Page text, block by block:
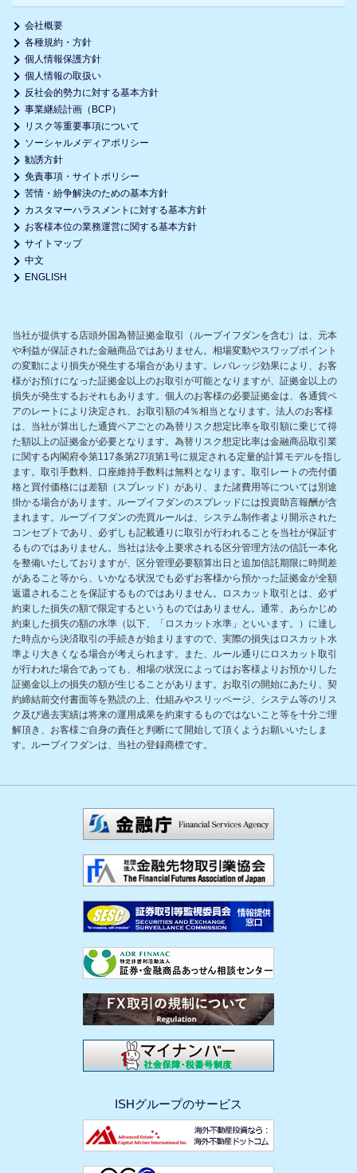
会社概要
各種規約・方針
個人情報保護方針
個人情報の取扱い
反社会的勢力に対する基本方針
事業継続計画（BCP）
リスク等重要事項について
ソーシャルメディアポリシー
勧誘方針
免責事項・サイトポリシー
苦情・紛争解決のための基本方針
カスタマーハラスメントに対する基本方針
お客様本位の業務運営に関する基本方針
サイトマップ
中文
ENGLISH
当社が提供する店頭外国為替証拠金取引（ループイフダンを含む）は、元本
や利益が保証された金融商品ではありません。相場変動やスワップポイント
の変動により損失が発生する場合があります。レバレッジ効果により、お客
様がお預けになった証拠金以上のお取引が可能となりますが、証拠金以上の
損失が発生するおそれもあります。個人のお客様の必要証拠金は、各通貨ペ
アのレートにより決定され、お取引額の4％相当となります。法人のお客様
は、当社が算出した通貨ペアごとの為替リスク想定比率を取引額に乗じて得
た額以上の証拠金が必要となります。為替リスク想定比率は金融商品取引業
に関する内閣府令第117条第27項第1号に規定される定量的計算モデルを指し
ます。取引手数料、口座維持手数料は無料となります。取引レートの売付価
格と買付価格には差額（スプレッド）があり、また諸費用等については別途
掛かる場合があります。ループイフダンのスプレッドには投資助言報酬が含
まれます。ループイフダンの売買ルールは、システム制作者より開示された
コンセプトであり、必ずしも記載通りに取引が行われることを当社が保証す
るものではありません。当社は法令上要求される区分管理方法の信託一本化
を整備いたしておりますが、区分管理必要額算出日と追加信託期限に時間差
があること等から、いかなる状況でも必ずお客様から預かった証拠金が全額
返還されることを保証するものではありません。ロスカット取引とは、必ず
約束した損失の額で限定するというものではありません。通常、あらかじめ
約束した損失の額の水準（以下、「ロスカット水準」といいます。）に達し
た時点から決済取引の手続きが始まりますので、実際の損失はロスカット水
準より大きくなる場合が考えられます。また、ルール通りにロスカット取引
が行われた場合であっても、相場の状況によってはお客様よりお預かりした
証拠金以上の損失の額が生じることがあります。お取引の開始にあたり、契
約締結前交付書面等を熟読の上、仕組みやスリッページ、システム等のリス
ク及び過去実績は将来の運用成果を約束するものではないこと等を十分ご理
解頂き、お客様ご自身の責任と判断にて開始して頂くようお願いいたしま
す。ループイフダンは、当社の登録商標です。
ISHグループのサービス